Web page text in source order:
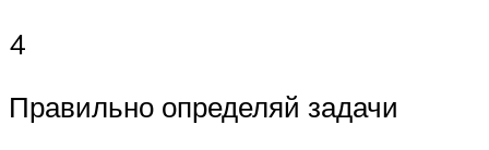
4
Правильно определяй задачи